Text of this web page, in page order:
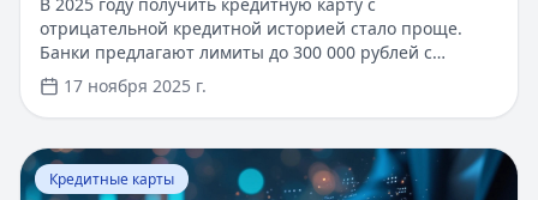
отрицательной кредитной историей стало проще.
Банки предлагают лимиты до 300 000 рублей с
льготным периодом до 200 дней. Быстрое
рассмотрение заявки занимает от 1 до 3 дней. Для
оформления достаточно паспорта и справки о
доходах. Возможно получение карты по двум
документам без подтверждения дохода. Специальные
17 ноября 2025 г.
Перейти к статье:Что такое паи фондов?
Кредитные карты